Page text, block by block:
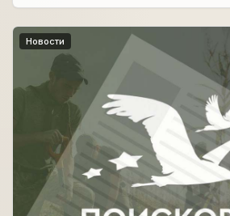
Новости